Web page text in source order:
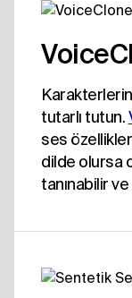
tutarlı tutun.
ses
dilde olursa
tanınabilir